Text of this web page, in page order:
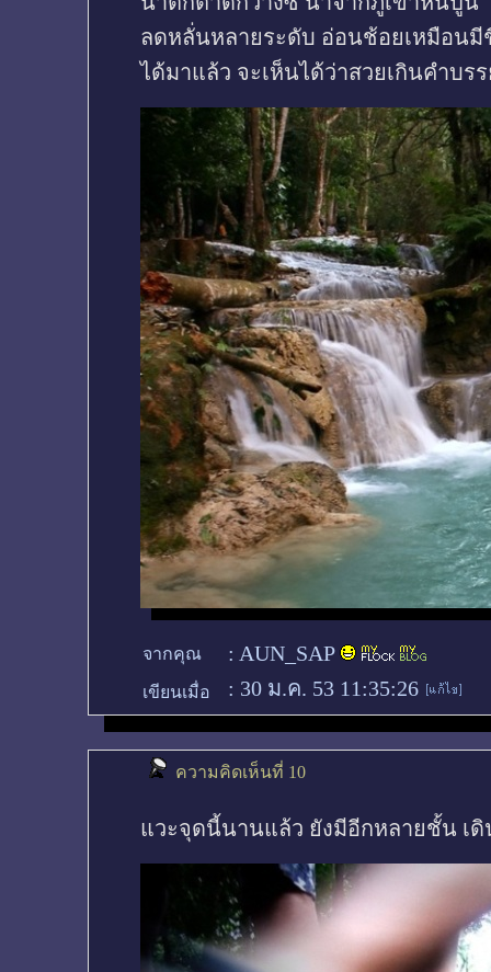
ลดหลั่นหลายระดับ อ่อนช้อยเหมือนมี
ได้มาแล้ว จะเห็นได้ว่าสวยเกินคำบร
จากคุณ : AUN_SAP
เขียนเมื่อ : 30 ม.ค. 53 11:35:26
ความคิดเห็นที่ 10
แวะจุดนี้นานแล้ว ยังมีอีกหลายชั้น เ